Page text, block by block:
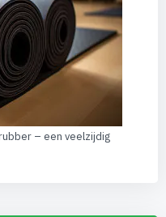
– een veelzijdig